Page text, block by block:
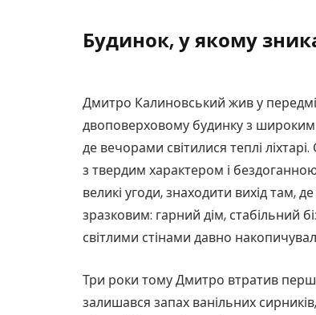
Будинок, у якому
Дмитро Калиновський жив у
двоповерховому будинку з
де вечорами світилися теплі
з твердим характером і
великі угоди, знаходити вихід там,
зразковим: гарний дім, стабільний
світлими стінами давно
Три роки тому Дмитро втратив
залишався запах ванільних